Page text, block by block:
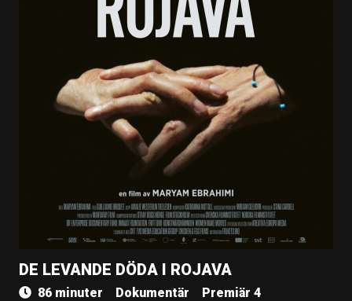
DE LEVANDE DÖDA I ROJAVA
86 minuter Dokumentär
Premiär 4